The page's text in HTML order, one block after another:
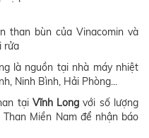
than bùn của Vinacomin và
rửa
là nguồn tại nhà máy nhiệt
Ninh Bình, Hải Phòng...
tại Vĩnh Long với số lượng
Miền Nam để nhận báo